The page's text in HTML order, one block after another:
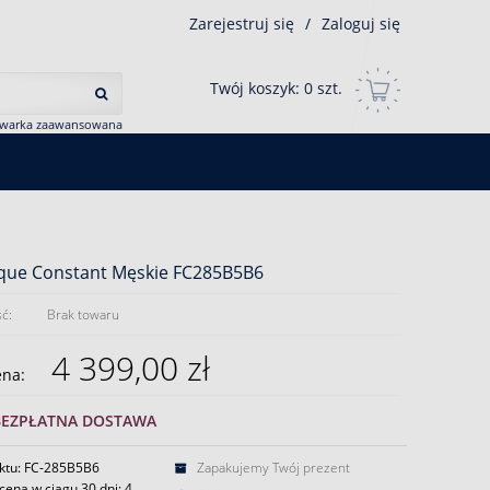
zaawansowana
Zarejestruj się / Zaloguj się
Twój koszyk: 0 szt.
Constant Męskie FC285B5B6
Brak towaru
4 399,00 zł
DOSTAWA
FC-285B5B6
Zapakujemy Twój prezent